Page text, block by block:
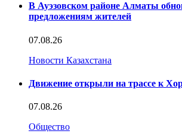
В Ауэзовском районе Алматы
предложениям жителей
07.08.26
Новости Казахстана
Движение открыли на трассе к
07.08.26
Общество